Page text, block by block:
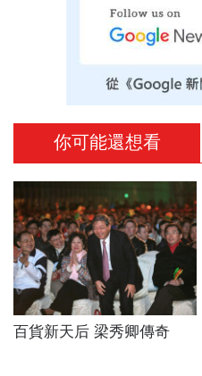
你可能還想看
百貨新天后 梁秀卿傳奇